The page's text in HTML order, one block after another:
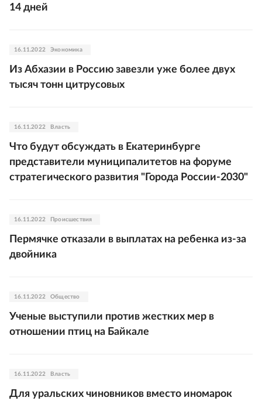
14 дней
16.11.2022 Экономика
Из Абхазии в Россию завезли уже более двух
тысяч тонн цитрусовых
16.11.2022 Власть
Что будут обсуждать в Екатеринбурге
представители муниципалитетов на форуме
стратегического развития "Города России-2030"
16.11.2022 Происшествия
Пермячке отказали в выплатах на ребенка из-за
двойника
16.11.2022 Общество
Ученые выступили против жестких мер в
отношении птиц на Байкале
16.11.2022 Власть
Для уральских чиновников вместо иномарок